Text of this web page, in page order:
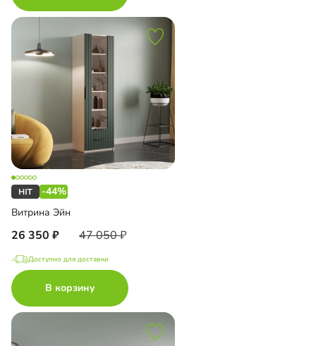
-44%
Витрина Эйн
26 350 47 050
Доступно для доставки
В корзину